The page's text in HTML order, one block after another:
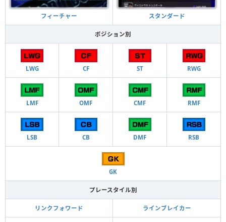
フィーチャー スタンダード
ポジション別
LWG CF ST RWG
LMF OMF CMF RMF
LSB CB DMF RSB
GK
プレースタイル別
リンクフォワード ラインブレイカー